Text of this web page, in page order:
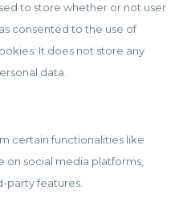
to store whether or not user
consented to the use of
It does not store any
data.
certain functionalities like
on social media platforms,
party features.